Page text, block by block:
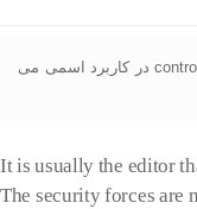
کلمه control اگر بصورت فعل در جمله بکار رود، حرف اضافه نمی گیرد. It is usually the editor that controls what goes into a newspaper The security forces are no longer able to control the situation ولی control در کاربرد اسمی می
It is usually the editor
The security forces are